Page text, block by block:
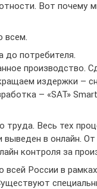
Вот почему
всем.
до потребителя.
производство.
издержки –
– «SAT»
труда. Весь тех
выведен в онлайн. От
контроля за
всей России в